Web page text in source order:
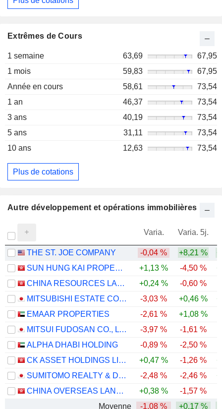
Extrêmes de Cours
1 semaine 63,69
67,95
1 mois
59,83
67,95
Année en cours
58,61
73,54
1 an
46,37
73,54
3 ans
40,19
73,54
5 ans
31,11
73,54
10 ans
12,63 73,54
Plus de cotations
Autre développement et opérations immobilières
Varia. Varia. 5j.
THE ST. JOE COMPANY -0,04 % +8,21 %
SUN HUNG KAI PROPERTIES LIMITED
+1,13 % -4,50 %
CHINA RESOURCES LAND LIMITED
+0,24 % -0,60 %
MITSUBISHI ESTATE CO., LTD.
-3,03 % +0,46 %
EMAAR PROPERTIES
-2,61 % +1,08 %
MITSUI FUDOSAN CO., LTD.
-3,97 % -1,61 %
ALPHA DHABI HOLDING
-0,89 % -2,50 %
CK ASSET HOLDINGS LIMITED
+0,47 % -1,26 %
SUMITOMO REALTY & DEVELOPMENT CO., LTD.
-2,48 % -2,46 %
CHINA OVERSEAS LAND & INVESTMENT LIMITED
+0,38 % -1,57 %
Moyenne
-1,08 % +0,17 %